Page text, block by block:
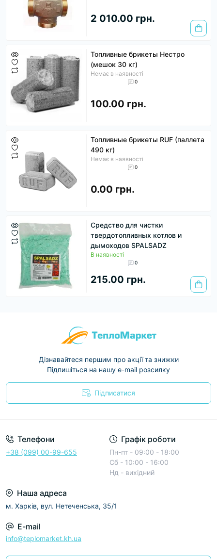
2 010.00 грн.
Топливные брикеты Нестро
(мешок 30 кг)
Немає в наявності
0
100.00 грн.
Топливные брикеты RUF (паллета
490 кг)
Немає в наявності
0
0.00 грн.
Средство для чистки
твердотопливных котлов и
дымоходов SPALSADZ
В наявності
0
215.00 грн.
Дізнавайтеся першим про акції та знижки
Підпишіться на нашу e-mail розсилку
Підписатися
Телефони
+38 (099) 00-99-655
Графік роботи
Пн-пт - 09:00 - 18:00
Сб - 10:00 - 16:00
Нд - вихідний
Наша адреса
м. Харків, вул. Нетеченська, 35/1
E-mail
info@teplomarket.kh.ua